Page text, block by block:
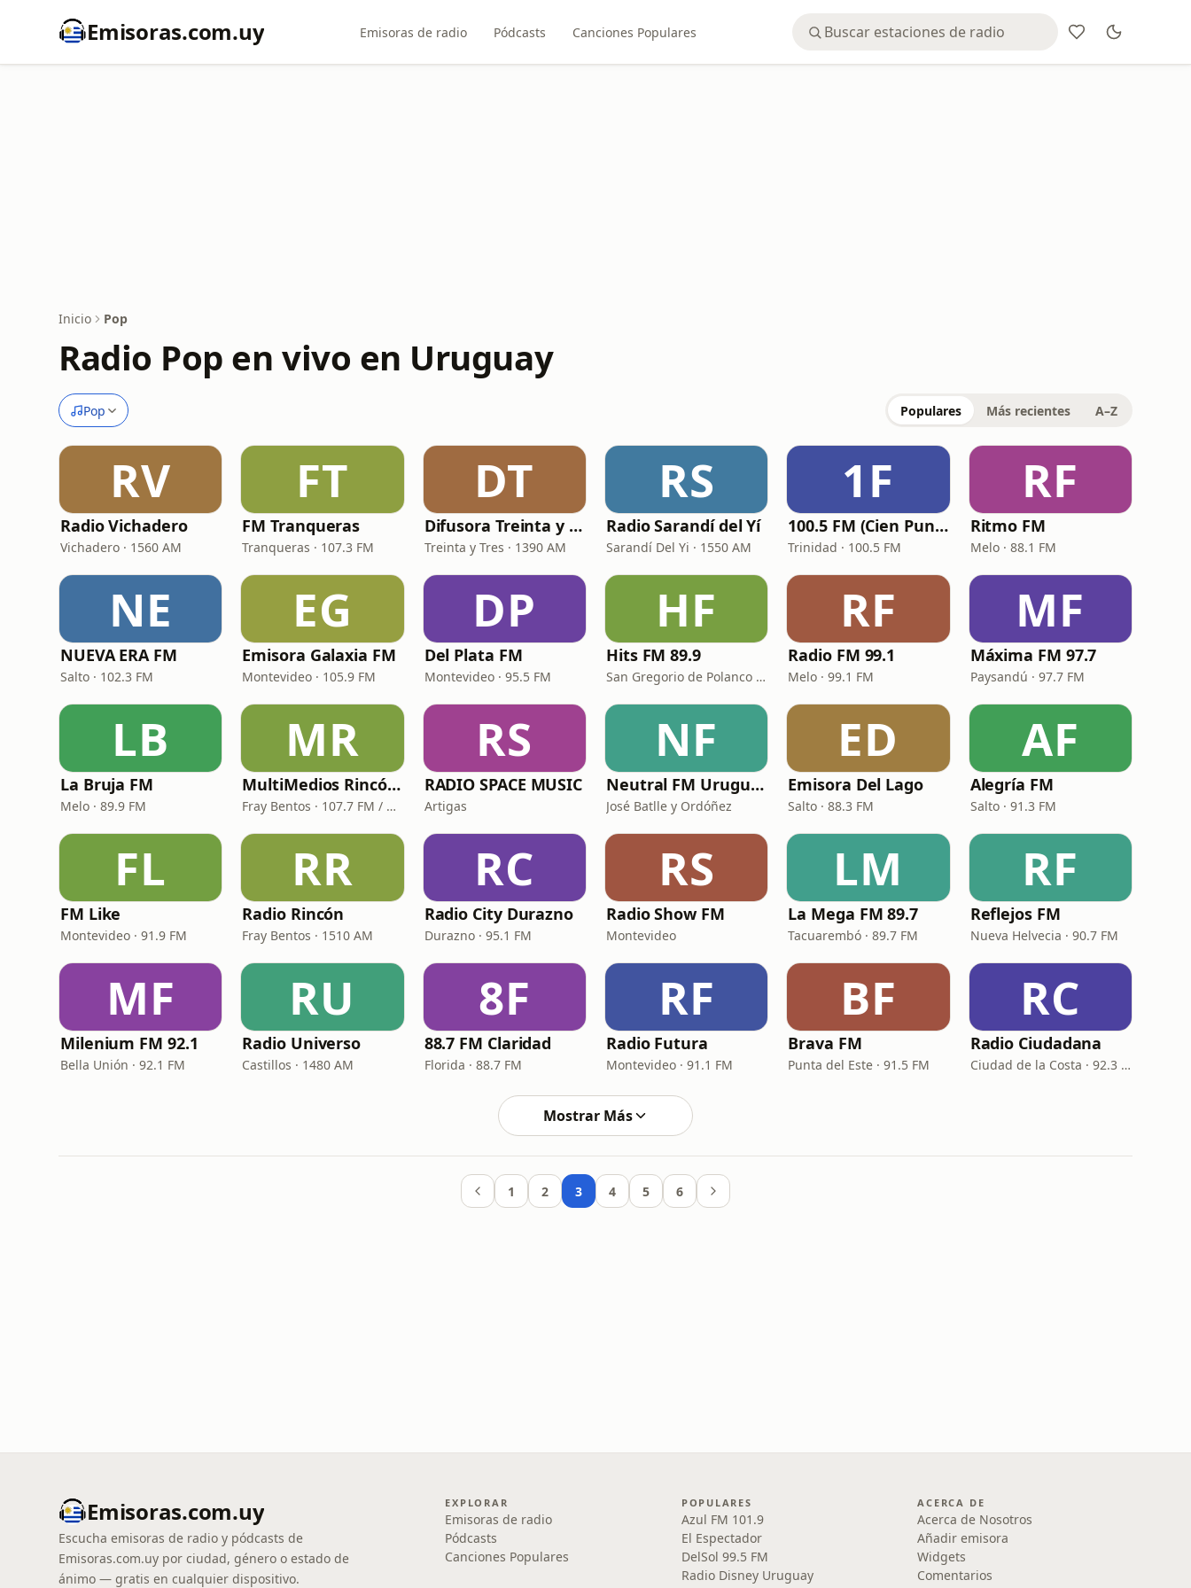
Emisoras.com.uy Emisoras de radio Pódcasts Canciones Populares
Inicio Pop
Radio Pop en vivo en Uruguay
Pop Populares Más recientes A–Z
RV
Radio Vichadero
Vichadero · 1560 AM
FT
FM Tranqueras
Tranqueras · 107.3 FM
DT
Difusora Treinta y Tres
Treinta y Tres · 1390 AM
RS
Radio Sarandí del Yí
Sarandí Del Yi · 1550 AM
1F
100.5 FM (Cien Puntocinco / Sentí la Radio)
Trinidad · 100.5 FM
RF
Ritmo FM
Melo · 88.1 FM
NE
NUEVA ERA FM
Salto · 102.3 FM
EG
Emisora Galaxia FM
Montevideo · 105.9 FM
DP
Del Plata FM
Montevideo · 95.5 FM
HF
Hits FM 89.9
San Gregorio de Polanco · 89.9 FM
RF
Radio FM 99.1
Melo · 99.1 FM
MF
Máxima FM 97.7
Paysandú · 97.7 FM
LB
La Bruja FM
Melo · 89.9 FM
MR
MultiMedios Rincón (Radio Rincón / Rincón FM)
Fray Bentos · 107.7 FM / 1510 AM
RS
RADIO SPACE MUSIC
Artigas
NF
Neutral FM Uruguay
José Batlle y Ordóñez
ED
Emisora Del Lago
Salto · 88.3 FM
AF
Alegría FM
Salto · 91.3 FM
FL
FM Like
Montevideo · 91.9 FM
RR
Radio Rincón
Fray Bentos · 1510 AM
RC
Radio City Durazno
Durazno · 95.1 FM
RS
Radio Show FM
Montevideo
LM
La Mega FM 89.7
Tacuarembó · 89.7 FM
RF
Reflejos FM
Nueva Helvecia · 90.7 FM
MF
Milenium FM 92.1
Bella Unión · 92.1 FM
RU
Radio Universo
Castillos · 1480 AM
8F
88.7 FM Claridad
Florida · 88.7 FM
RF
Radio Futura
Montevideo · 91.1 FM
BF
Brava FM
Punta del Este · 91.5 FM
RC
Radio Ciudadana
Ciudad de la Costa · 92.3 FM
Mostrar Más
1 2 3 4 5 6
Emisoras.com.uy
Escucha emisoras de radio y pódcasts de
Emisoras.com.uy por ciudad, género o estado de
ánimo — gratis en cualquier dispositivo.
EXPLORAR
Emisoras de radio
Pódcasts
Canciones Populares
POPULARES
Azul FM 101.9
El Espectador
DelSol 99.5 FM
Radio Disney Uruguay
ACERCA DE
Acerca de Nosotros
Añadir emisora
Widgets
Comentarios